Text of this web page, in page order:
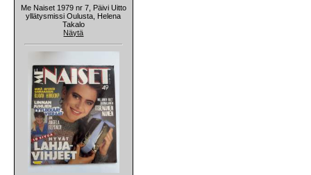
Me Naiset 1979 nr 7, Päivi Uitto
yllätysmissi Oulusta, Helena
Takalo
Näytä